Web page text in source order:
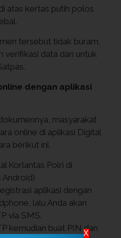
atas kertas putih polos
tersebut tidak buram,
verifikasi data dan untuk
dengan aplikasi
masyarakat
online di aplikasi Digital
berikut ini.
Korlantas Polri di
Android)
aplikasi dengan
lalu Anda akan
via SMS.
kemudian buat PIN dan
X